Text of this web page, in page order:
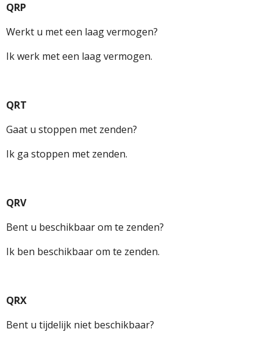
QRP
Werkt u met een laag vermogen?
Ik werk met een laag vermogen.
QRT
Gaat u stoppen met zenden?
Ik ga stoppen met zenden.
QRV
Bent u beschikbaar om te zenden?
Ik ben beschikbaar om te zenden.
QRX
Bent u tijdelijk niet beschikbaar?